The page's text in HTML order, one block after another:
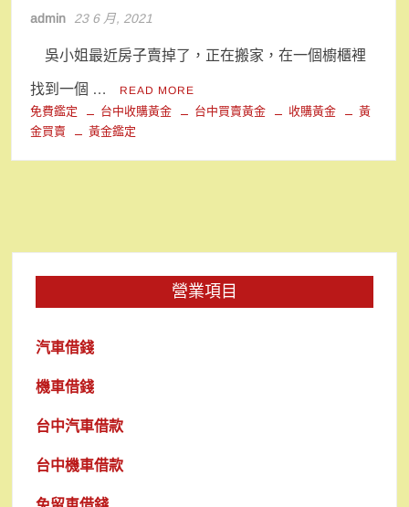
admin 23 6 月, 2021
吳小姐最近房子賣掉了，正在搬家，在一個櫥櫃裡
找到一個 … READ MORE
免費鑑定 台中收購黃金 台中買賣黃金 收購黃金
黃
金買賣
黃金鑑定
營業項目
汽車借錢
機車借錢
台中汽車借款
台中機車借款